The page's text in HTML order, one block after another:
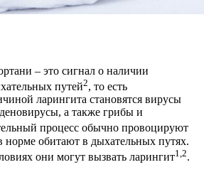
– это сигнал о наличии
путей2, то есть
ларингита становятся вирусы
а также грибы и
процесс обычно провоцируют
норме обитают в дыхательных путях.
они могут вызвать ларингит1,2.